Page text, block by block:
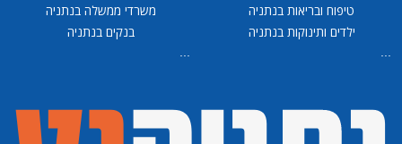
טיפוח ובריאות בנתניה
ילדים ותינוקות בנתניה
משרדי ממשלה בנתניה
בנקים בנתניה